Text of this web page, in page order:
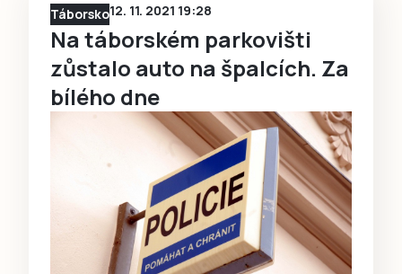
Táborsko12. 11. 2021 19:28
Na táborském parkovišti
zůstalo auto na špalcích. Za
bílého dne